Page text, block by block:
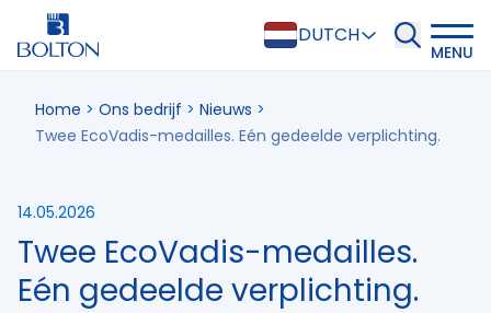
DUTCH
MENU
Home > Ons bedrijf > Nieuws >
Twee EcoVadis-medailles. Eén gedeelde verplichting.
14.05.2026
Twee EcoVadis-medailles.
Eén gedeelde verplichting.